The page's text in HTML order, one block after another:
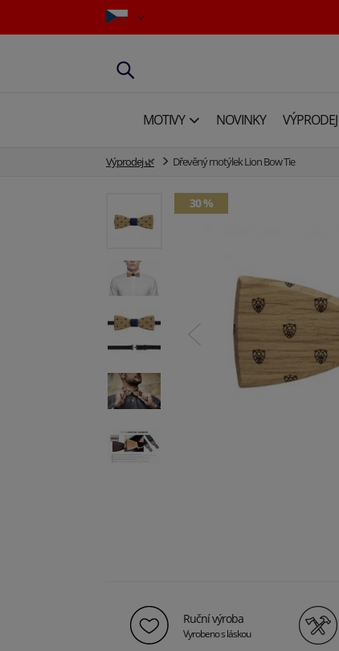
MOTIVY NOVINKY
Výprodej 🌿 Dřevěný motýlek Lion Bow Tie
30 %
Ruční výroba
Vyrobeno s láskou